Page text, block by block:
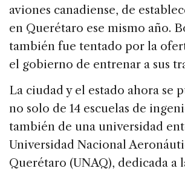
aviones canadiense, de
en Querétaro ese mismo año.
también fue tentado por la
el gobierno de entrenar a sus
La ciudad y el estado ahora se
no solo de 14 escuelas de
también de una universidad
Universidad Nacional
Querétaro (UNAQ), dedicada a